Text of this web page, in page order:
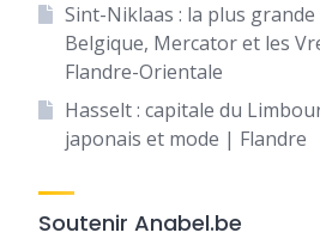
Sint-Niklaas : la plus grande
Belgique, Mercator et les
Flandre-Orientale
Hasselt : capitale du
japonais et mode | Flandre
Soutenir Anabel.be